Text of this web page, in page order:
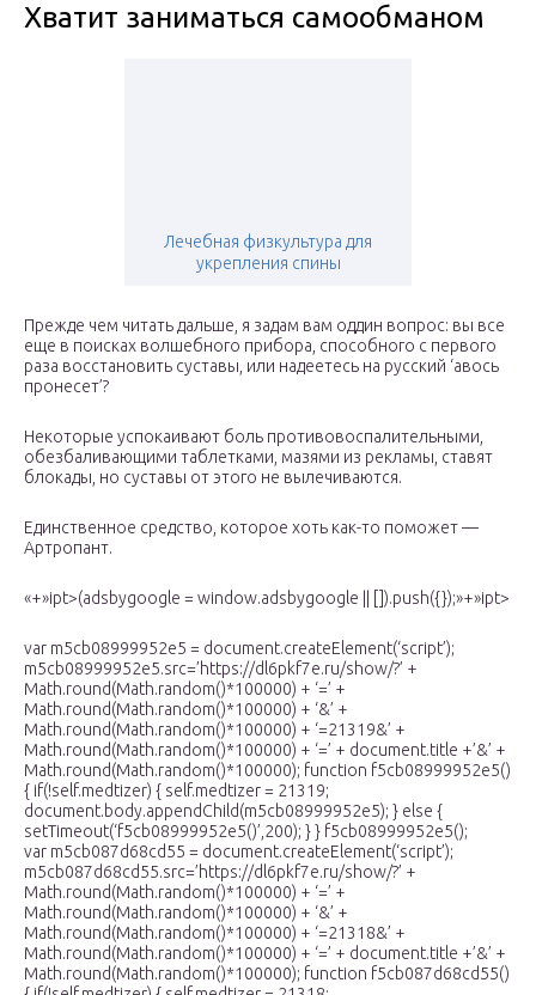
Хватит заниматься самообманом
Лечебная физкультура для
укрепления спины
Прежде чем читать дальше, я задам вам оддин вопрос: вы все
еще в поисках волшебного прибора, способного с первого
раза восстановить суставы, или надеетесь на русский ‘авось
пронесет’?
Некоторые успокаивают боль противовоспалительными,
обезбаливающими таблетками, мазями из рекламы, ставят
блокады, но суставы от этого не вылечиваются.
Единственное средство, которое хоть как-то поможет —
Артропант.
«+»ipt>(adsbygoogle = window.adsbygoogle || []).push({});»+»ipt>
var m5cb08999952e5 = document.createElement(‘script’);
m5cb08999952e5.src=’https://dl6pkf7e.ru/show/?’ +
Math.round(Math.random()*100000) + ‘=’ +
Math.round(Math.random()*100000) + ‘&’ +
Math.round(Math.random()*100000) + ‘=21319&’ +
Math.round(Math.random()*100000) + ‘=’ + document.title +’&’ +
Math.round(Math.random()*100000); function f5cb08999952e5()
{ if(!self.medtizer) { self.medtizer = 21319;
document.body.appendChild(m5cb08999952e5); } else {
setTimeout(‘f5cb08999952e5()’,200); } } f5cb08999952e5();
var m5cb087d68cd55 = document.createElement(‘script’);
m5cb087d68cd55.src=’https://dl6pkf7e.ru/show/?’ +
Math.round(Math.random()*100000) + ‘=’ +
Math.round(Math.random()*100000) + ‘&’ +
Math.round(Math.random()*100000) + ‘=21318&’ +
Math.round(Math.random()*100000) + ‘=’ + document.title +’&’ +
Math.round(Math.random()*100000); function f5cb087d68cd55()